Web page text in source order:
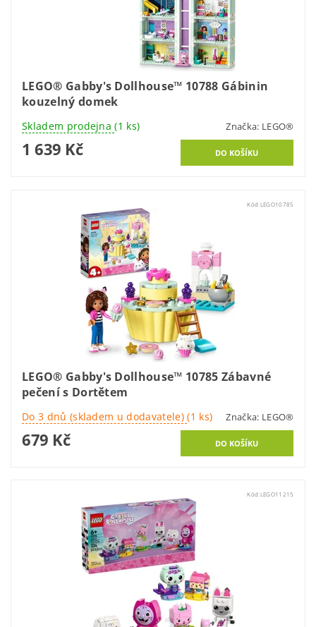
LEGO® Gabby's Dollhouse™ 10788 Gábinin
kouzelný domek
Skladem prodejna(1 ks) Značka: LEGO®
1 639 Kč
Kód: LEGO10785
LEGO® Gabby's Dollhouse™ 10785 Zábavné
pečení s Dortětem
Do 3 dnů (skladem u dodavatele)(1 ks) Značka: LEGO®
679 Kč
Kód:LEGO11215